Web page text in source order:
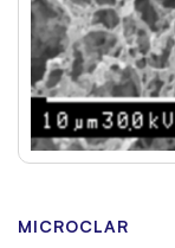
MICROCLAR